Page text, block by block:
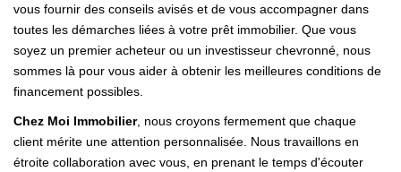
vous fournir des conseils avisés et de vous accompagner dans
toutes les démarches liées à votre prêt immobilier. Que vous
soyez un premier acheteur ou un investisseur chevronné, nous
sommes là pour vous aider à obtenir les meilleures conditions de
financement possibles.
Chez Moi Immobilier, nous croyons fermement que chaque
client mérite une attention personnalisée. Nous travaillons en
étroite collaboration avec vous, en prenant le temps d'écouter